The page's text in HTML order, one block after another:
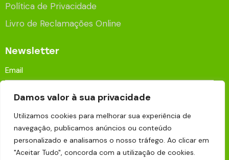
Damos valor à sua privacidade
Utilizamos cookies para melhorar sua experiência de
navegação, publicamos anúncios ou conteúdo
personalizado e analisamos o nosso tráfego. Ao clicar em
"Aceitar Tudo", concorda com a utilização de cookies.
Política de Privacidade
Livro de Reclamações Online
Newsletter
Aceito que os meus dados sejam processados e
armazenados para fins publicitários de acordo com a
Política de Privacidade.